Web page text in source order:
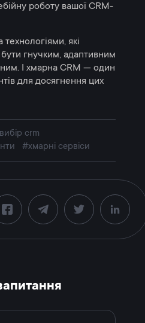
роботу вашої CRM-
які
гнучким, адаптивним
І хмарна CRM — один
для досягнення цих
crm
#хмарні сервіси